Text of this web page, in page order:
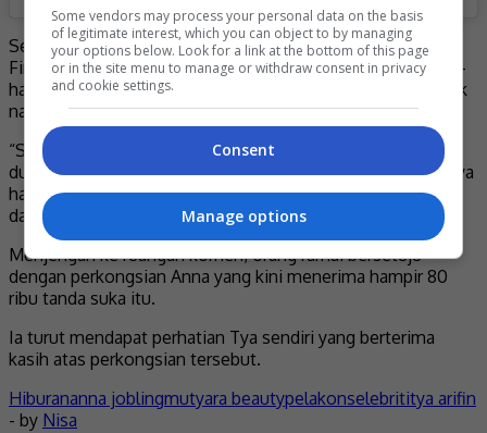
Sehubungan dengan itu, pelakon drama “Melur Untuk
Firdaus” berkenaan menasihati orang ramai supaya berhati-
hati apabila memberi komen agar tidak mengganggu periuk
nasi orang lain.
“Sebelum nak pertikai atau nak hentam barang orang cuba
dulu dan baru komen. Tak baik tutup periuk nasi orang. Saya
harap Kak Tya kuat dan buang semua perkara negatif
daripada fikiran,” katanya.
Menjengah ke ruangan komen, orang ramai bersetuju
dengan perkongsian Anna yang kini menerima hampir 80
ribu tanda suka itu.
Ia turut mendapat perhatian Tya sendiri yang berterima
kasih atas perkongsian tersebut.
Hiburananna joblingmutyara beautypelakonselebrititya arifin
- by Nisa
Some vendors may process your personal data on the basis
of legitimate interest, which you can object to by managing
your options below. Look for a link at the bottom of this page
or in the site menu to manage or withdraw consent in privacy
and cookie settings.
Consent
Manage options